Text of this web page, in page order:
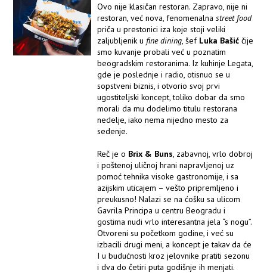
Ovo nije klasičan restoran. Zapravo, nije ni
restoran, već nova, fenomenalnastreet food
priča u prestonici iza koje stoji veliki
zaljubljenik u fine dining , šef Luka Bašić čije
smo kuvanje probali već u poznatim
beogradskim restoranima. Iz kuhinje Legata,
gde je poslednje i radio, otisnuo se u
sopstveni biznis, i otvorio svoj prvi
ugostiteljski koncept, toliko dobar da smo
morali da mu dodelimo titulu restorana
nedelje, iako nema nijedno mesto za
sedenje.
Reč je o Brix & Buns , zabavnoj, vrlo dobroj
i poštenoj uličnoj hrani napravljenoj uz
pomoć tehnika visoke gastronomije, i sa
azijskim uticajem – vešto pripremljeno i
preukusno! Nalazi se na ćošku sa ulicom
Gavrila Principa u centru Beogradu i
gostima nudi vrlo interesantna jela “s nogu”.
Otvoreni su početkom godine, i već su
izbacili drugi meni, a koncept je takav da će
I u budućnosti kroz jelovnike pratiti sezonu
i dva do četiri puta godišnje ih menjati.